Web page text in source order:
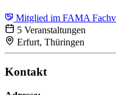
Mitglied im FAMA
5 Veranstaltungen
Erfurt, Thüringen
Kontakt